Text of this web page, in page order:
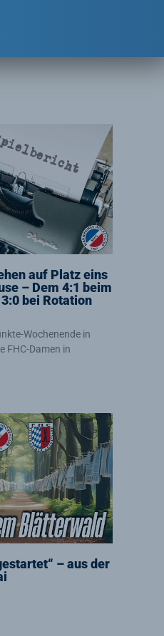
auf Platz eins
– Dem 4:1 beim
bei Rotation
Wochenende in
FHC-Damen in
– aus der